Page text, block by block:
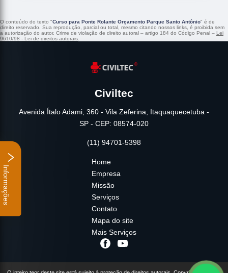
O conteúdo do texto "Curso para Ponte Rolante Orçamento Parque Santo Antônio" é de
direito reservado. Sua reprodução, parcial ou total, mesmo citando nossos links, é proibida sem
a autorização do autor. Crime de violação de direito autoral – artigo 184 do Código Penal – Lei
9610/98 - Lei de direitos autorais.
Civiltec
Avenida Ítalo Adami, 360 - Vila Zeferina, Itaquaquecetuba -
SP - CEP: 08574-020
(11) 94701-5398
Home
Empresa
Missão
Serviços
Contato
Mapa do site
Mais Serviços
Informações